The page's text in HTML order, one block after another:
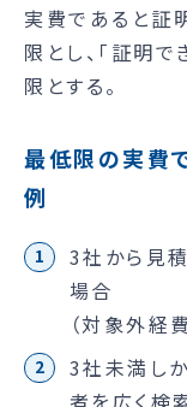
実費であると証
限とし、「証明
限とする。
最低限の実費
例
3社から見
場合
（対象外経
3社未満し
者を広く検